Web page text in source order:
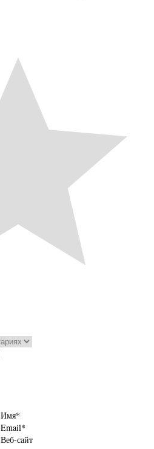
Имя*
Email*
Веб-сайт